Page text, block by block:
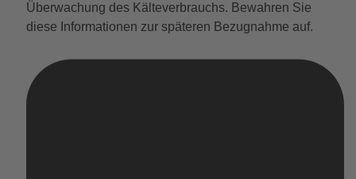
Überwachung des Kälteverbrauchs. Bewahren Sie
diese Informationen zur späteren Bezugnahme auf.